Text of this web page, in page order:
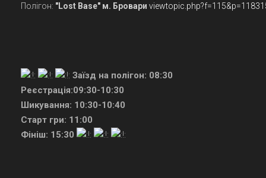
Полігон: "Lost Base" м. Бровари
Заїзд на полігон: 08:30
Реєстрація:09:30-10:30
Шикування: 10:30-10:40
Старт гри: 11:00
Фініш: 15:30